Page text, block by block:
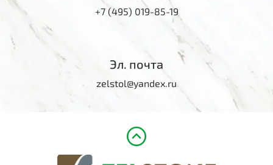
+7 (495) 019-85-19
Эл. почта
zelstol@yandex.ru